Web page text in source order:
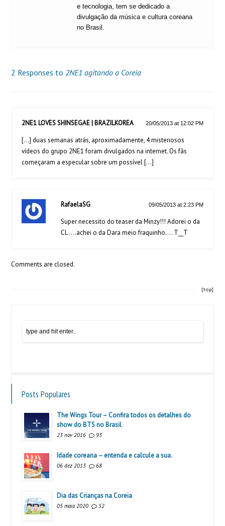
e tecnologia, tem se dedicado a
divulgação da música e cultura coreana
no Brasil.
2 Responses to 2NE1 agitando a Coreia
2NE1 LOVES SHINSEGAE | BRAZILKOREA 20/05/2013 at 12:02 PM
[…] duas semanas atrás, aproximadamente, 4 misteriosos
vídeos do grupo 2NE1 foram divulgados na internet. Os fãs
começaram a especular sobre um possível […]
RafaelaSG 09/05/2013 at 2:23 PM
Super necessito do teaser da Minzy!!! Adorei o da
CL ….achei o da Dara meio fraquinho…. T__T
Comments are closed.
[top]
Posts Populares
The Wings Tour – Confira todos os detalhes do
show do BTS no Brasil
23 nov 2016 93
Idade coreana – entenda e calcule a sua.
06 dez 2013 68
Dia das Crianças na Coreia
05 maio 2020 52